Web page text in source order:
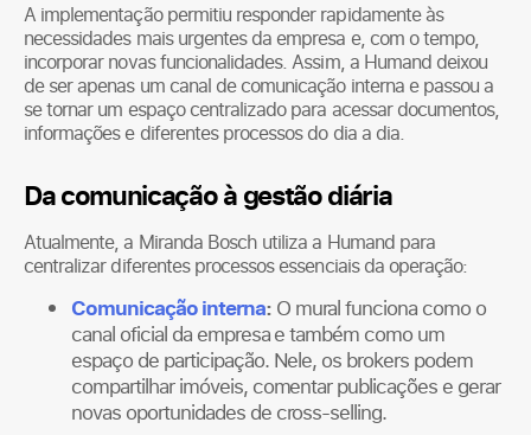
A implementação permitiu responder rapidamente às
necessidades mais urgentes da empresa e, com o tempo,
incorporar novas funcionalidades. Assim, a Humand deixou
de ser apenas um canal de comunicação interna e passou a
se tornar um espaço centralizado para acessar documentos,
informações e diferentes processos do dia a dia.
Da comunicação à gestão diária
Atualmente, a Miranda Bosch utiliza a Humand para
centralizar diferentes processos essenciais da operação:
Comunicação interna:O mural funciona como o
canal oficial da empresa e também como um
espaço de participação. Nele, os brokers podem
compartilhar imóveis, comentar publicações e gerar
novas oportunidades de cross-selling.